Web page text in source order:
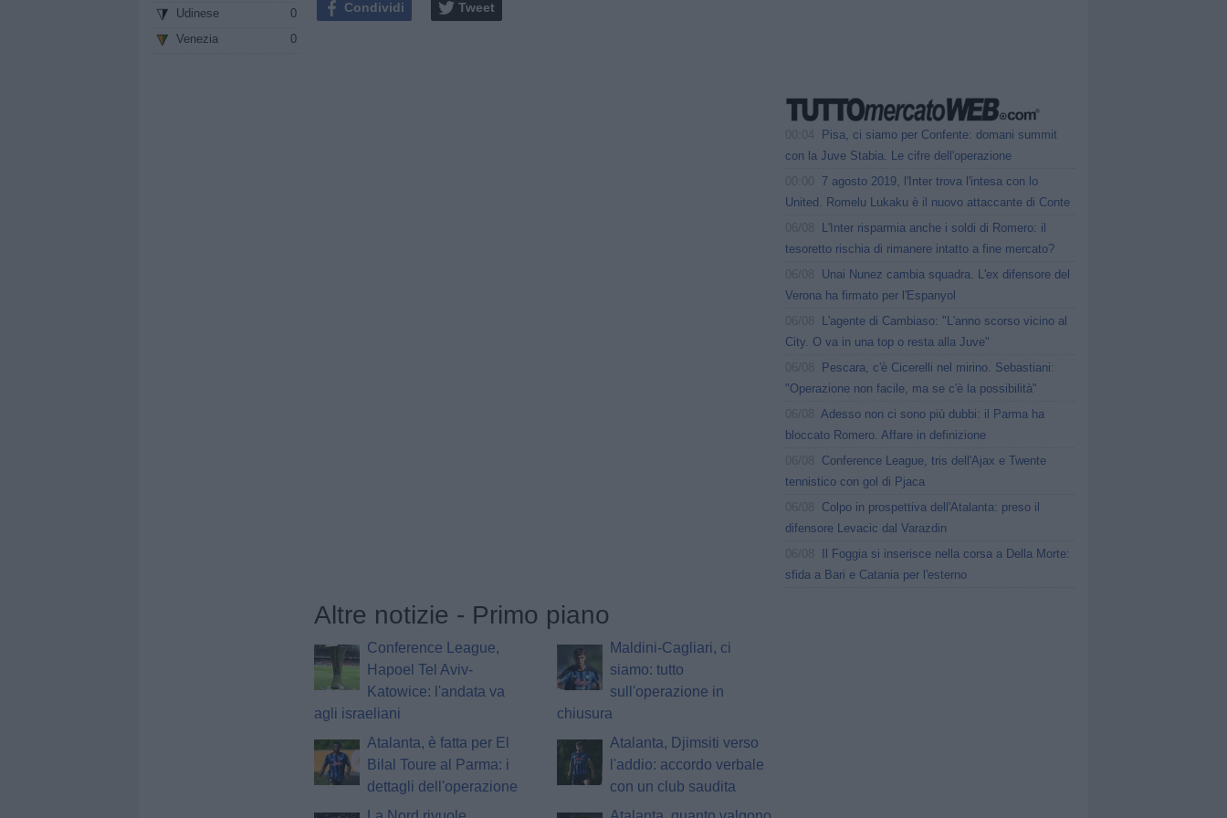
Udinese
0
Venezia
0
Condividi Tweet
Altre notizie - Primo piano
Conference League,
Hapoel Tel Aviv-
Katowice: l'andata va
agli israeliani
Maldini-Cagliari, ci
siamo: tutto
sull'operazione in
chiusura
Atalanta, è fatta per El
Bilal Toure al Parma: i
dettagli dell'operazione
Atalanta, Djimsiti verso
l'addio: accordo verbale
con un club saudita
Pisa, ci siamo per Confente: domani summit
con la Juve Stabia. Le cifre dell'operazione
7 agosto 2019, l'Inter trova l'intesa con lo
United. Romelu Lukaku è il nuovo attaccante di Conte
L'Inter risparmia anche i soldi di Romero: il
tesoretto rischia di rimanere intatto a fine mercato?
Unai Nunez cambia squadra. L'ex difensore del
Verona ha firmato per l'Espanyol
L'agente di Cambiaso: "L'anno scorso vicino al
City. O va in una top o resta alla Juve"
Pescara, c'è Cicerelli nel mirino. Sebastiani:
"Operazione non facile, ma se c'è la possibilità"
Adesso non ci sono più dubbi: il Parma ha
bloccato Romero. Affare in definizione
Conference League, tris dell'Ajax e Twente
tennistico con gol di Pjaca
Colpo in prospettiva dell'Atalanta: preso il
difensore Levacic dal Varazdin
Il Foggia si inserisce nella corsa a Della Morte:
sfida a Bari e Catania per l'esterno